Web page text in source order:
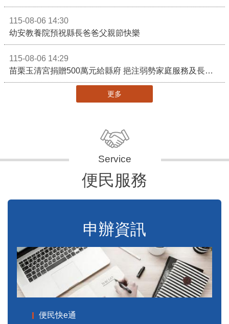
115-08-06 14:30
幼安教養院預祝縣長爸爸父親節快樂
115-08-06 14:29
苗栗玉清宮捐贈500萬元給縣府 挹注弱勢家庭服務及長照醫療資源
更多
便民服務
申辦資訊
便民快e通